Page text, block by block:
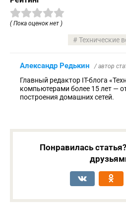
( Пока оценок нет )
Технические
Александр Редькин / автор
Главный редактор IT-блога
компьютерами более 15 лет —
построения домашних сетей.
Понравилась